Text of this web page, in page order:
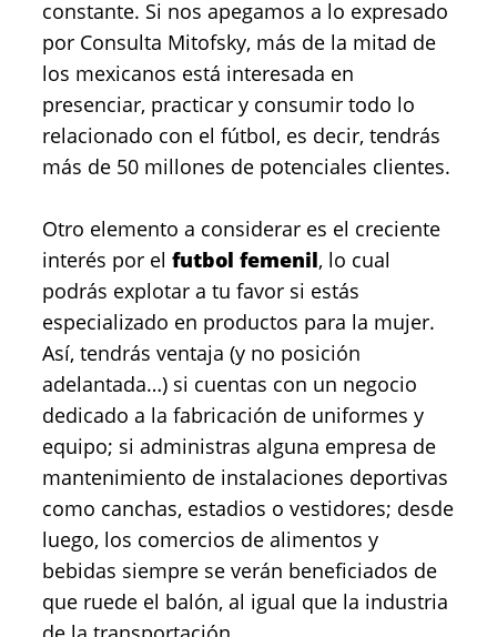
constante. Si nos apegamos a lo expresado
por Consulta Mitofsky, más de la mitad de
los mexicanos está interesada en
presenciar, practicar y consumir todo lo
relacionado con el fútbol, es decir, tendrás
más de 50 millones de potenciales clientes.
Otro elemento a considerar es el creciente
interés por el futbol femenil, lo cual
podrás explotar a tu favor si estás
especializado en productos para la mujer.
Así, tendrás ventaja (y no posición
adelantada…) si cuentas con un negocio
dedicado a la fabricación de uniformes y
equipo; si administras alguna empresa de
mantenimiento de instalaciones deportivas
como canchas, estadios o vestidores; desde
luego, los comercios de alimentos y
bebidas siempre se verán beneficiados de
que ruede el balón, al igual que la industria